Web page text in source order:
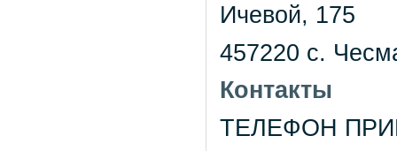
Ичевой, 175
457220 с.
Контакты
ТЕЛЕФОН